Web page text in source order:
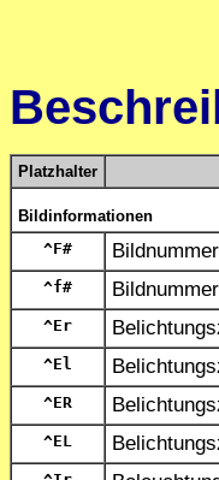
Platzhalter
Bildinformationen
^F#
^f#
^Er
^El
^ER
^EL